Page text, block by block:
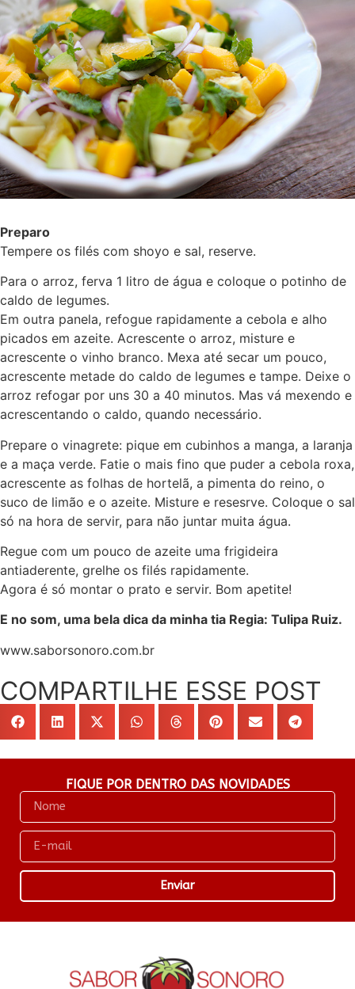
Preparo
Tempere os filés com shoyo e sal, reserve.
Para o arroz, ferva 1 litro de água e coloque o potinho de
caldo de legumes.
Em outra panela, refogue rapidamente a cebola e alho
picados em azeite. Acrescente o arroz, misture e
acrescente o vinho branco. Mexa até secar um pouco,
acrescente metade do caldo de legumes e tampe. Deixe o
arroz refogar por uns 30 a 40 minutos. Mas vá mexendo e
acrescentando o caldo, quando necessário.
Prepare o vinagrete: pique em cubinhos a manga, a laranja
e a maça verde. Fatie o mais fino que puder a cebola roxa,
acrescente as folhas de hortelã, a pimenta do reino, o
suco de limão e o azeite. Misture e resesrve. Coloque o sal
só na hora de servir, para não juntar muita água.
Regue com um pouco de azeite uma frigideira
antiaderente, grelhe os filés rapidamente.
Agora é só montar o prato e servir. Bom apetite!
E no som, uma bela dica da minha tia Regia: Tulipa Ruiz.
www.saborsonoro.com.br
COMPARTILHE ESSE POST
FIQUE POR DENTRO DAS NOVIDADES
Enviar